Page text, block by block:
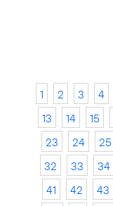
1 2 3 4
13
14 15
23
24 25
32
33 34
41
42 43